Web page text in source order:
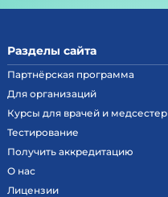
Разделы сайта
Партнёрская программа
Для организаций
Курсы для врачей и медсестер
Тестирование
Получить аккредитацию
О нас
Лицензии